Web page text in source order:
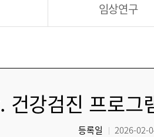
임상연구
건강검진 프로
등록일 2026-02-